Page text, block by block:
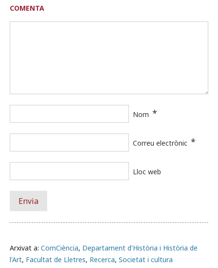
Arxivat a: ComCiència, Departament d'Història i Història de
l'Art, Facultat de Lletres, Recerca, Societat i cultura
COMENTA
Nom *
Correu electrònic *
Lloc web